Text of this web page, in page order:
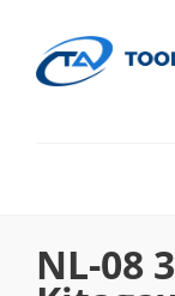
NL-08